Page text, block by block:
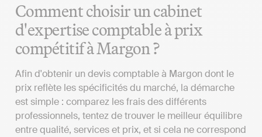
Comment choisir un cabinet
d'expertise comptable à prix
compétitif à Margon ?
Afin d'obtenir un devis comptable à Margon dont le
prix reflète les spécificités du marché, la démarche
est simple : comparez les frais des différents
professionnels, tentez de trouver le meilleur équilibre
entre qualité, services et prix, et si cela ne correspond